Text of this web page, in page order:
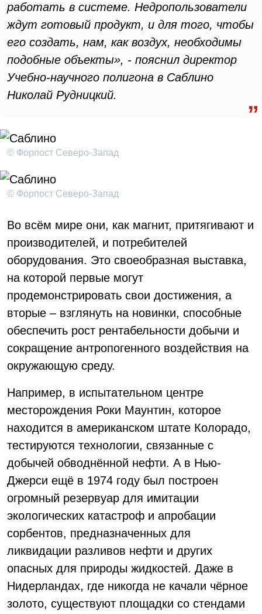
работать в системе. Недропользователи
ждут готовый продукт, и для того, чтобы
его создать, нам, как воздух, необходимы
подобные объекты», - пояснил директор
Учебно-научного полигона в Саблино
Николай Рудницкий.
© Форпост Северо-Запад
© Форпост Северо-Запад
Во всём мире они, как магнит, притягивают и
производителей, и потребителей
оборудования. Это своеобразная выставка,
на которой первые могут
продемонстрировать свои достижения, а
вторые – взглянуть на новинки, способные
обеспечить рост рентабельности добычи и
сокращение антропогенного воздействия на
окружающую среду.
Например, в испытательном центре
месторождения Роки Маунтин, которое
находится в американском штате Колорадо,
тестируются технологии, связанные с
добычей обводнённой нефти. А в Нью-
Джерси ещё в 1974 году был построен
огромный резервуар для имитации
экологических катастроф и апробации
сорбентов, предназначенных для
ликвидации разливов нефти и других
опасных для природы жидкостей. Даже в
Нидерландах, где никогда не качали чёрное
золото, существуют площадки со стендами